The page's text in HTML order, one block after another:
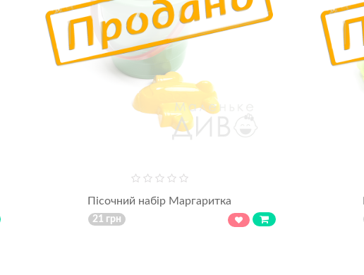
Пісочний набір Маргаритка
21 грн